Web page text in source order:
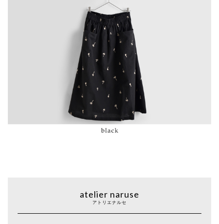
atelier naruse
アトリエナルセ